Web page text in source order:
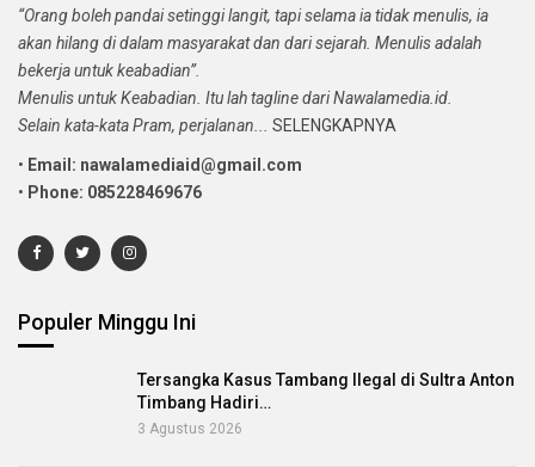
“Orang boleh pandai setinggi langit, tapi selama ia tidak menulis, ia
akan hilang di dalam masyarakat dan dari sejarah. Menulis adalah
bekerja untuk keabadian”.
Menulis untuk Keabadian. Itu lah tagline dari Nawalamedia.id.
Selain kata-kata Pram, perjalanan...
SELENGKAPNYA
• Email: nawalamediaid@gmail.com
• Phone: 085228469676
Populer Minggu Ini
Tersangka Kasus Tambang Ilegal di Sultra Anton
Timbang Hadiri…
3 Agustus 2026